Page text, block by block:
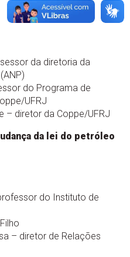
da diretoria da
do Programa de
UFRJ
– diretor da Coppe/UFRJ
da lei do petróleo
do Instituto de
– diretor de Relações